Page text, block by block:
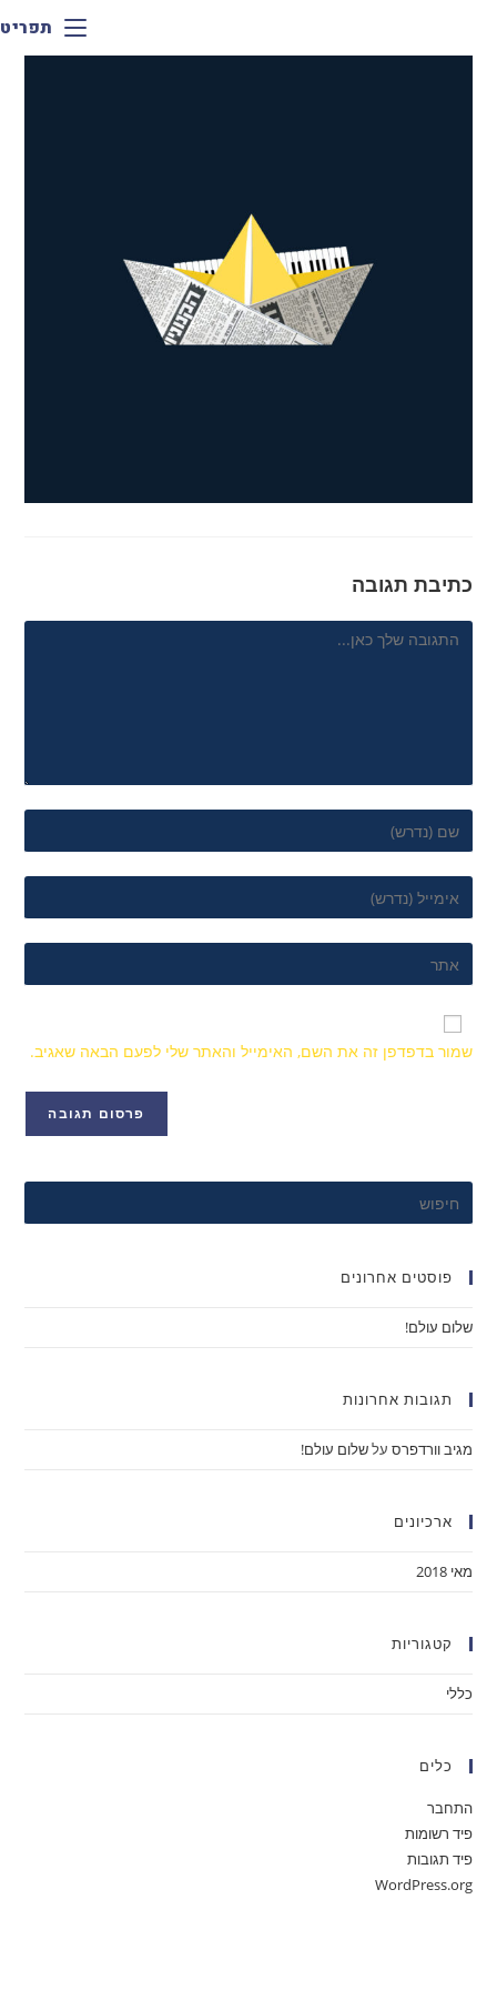
תפריט
כתיבת תגובה
שמור בדפדפן זה את השם, האימייל והאתר שלי לפעם הבאה שאגיב.
פוסטים אחרונים
שלום עולם!
תגובות אחרונות
מגיב וורדפרס עלשלום עולם!
ארכיונים
מאי 2018
קטגוריות
כללי
כלים
התחבר
פיד רשומות
פיד תגובות
WordPress.org